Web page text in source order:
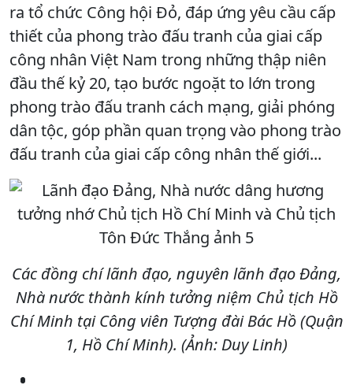
ra tổ chức Công hội Đỏ, đáp ứng yêu cầu cấp
thiết của phong trào đấu tranh của giai cấp
công nhân Việt Nam trong những thập niên
đầu thế kỷ 20, tạo bước ngoặt to lớn trong
phong trào đấu tranh cách mạng, giải phóng
dân tộc, góp phần quan trọng vào phong trào
đấu tranh của giai cấp công nhân thế giới...
Các đồng chí lãnh đạo, nguyên lãnh đạo Đảng,
Nhà nước thành kính tưởng niệm Chủ tịch Hồ
Chí Minh tại Công viên Tượng đài Bác Hồ (Quận
1, Hồ Chí Minh). (Ảnh: Duy Linh)